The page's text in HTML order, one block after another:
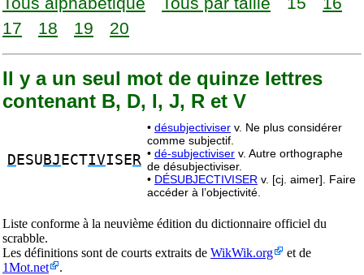
17
18 19 20
Il y a un seul mot de quinze lettres
contenant B, D, I, J, R et V
D ESU BJ ECTIVISE R
• désubjectiviser v. Ne plus considérer
comme subjectif.
• dé-subjectiviser v. Autre orthographe
de désubjectiviser.
• DÉSUBJECTIVISER v. [cj. aimer]. Faire
accéder à l’objectivité.
Liste conforme à la neuvième édition du dictionnaire officiel du
scrabble.
Les définitions sont de courts extraits de WikWik.org
et de
1Mot.net
.